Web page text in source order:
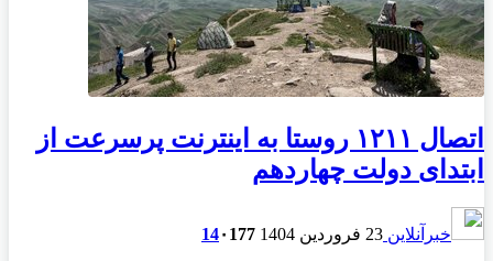
اتصال ۱۲۱۱ روستا به اینترنت پرسرعت از
ابتدای دولت چهاردهم
خبرآنلاین 23 فروردین 1404 14۰ 177